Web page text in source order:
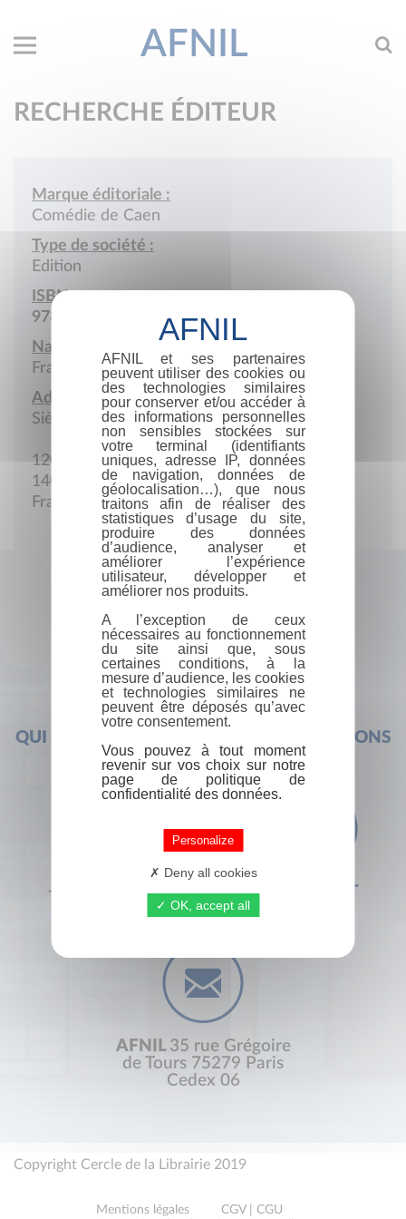
AFNIL
RECHERCHE ÉDITEUR
Marque éditoriale :
Comédie de Caen
Type de société :
Edition
ISBN :
978-2-901115
Nationalité :
France
Adresse :
Siège social
120, rue Saint-Pierre
14012 Caen cedex
France
QUI SOMMES-NOUS ? FOIRE AUX QUESTIONS
+33 (0) 1 44 41 29 19 CONTACT
AFNIL 35 rue Grégoire
de Tours 75279 Paris
Cedex 06
Copyright Cercle de la Librairie 2019
Mentions légales
CGV | CGU
AFNIL et ses partenaires
peuvent utiliser des cookies ou
des technologies similaires
pour conserver et/ou accéder à
des informations personnelles
non sensibles stockées sur
votre terminal (identifiants
uniques, adresse IP, données
de navigation, données de
géolocalisation…), que nous
traitons afin de réaliser des
statistiques d’usage du site,
produire des données
d’audience, analyser et
améliorer l’expérience
utilisateur, développer et
améliorer nos produits.
A l’exception de ceux
nécessaires au fonctionnement
du site ainsi que, sous
certaines conditions, à la
mesure d’audience, les cookies
et technologies similaires ne
peuvent être déposés qu’avec
votre consentement.
Vous pouvez à tout moment
revenir sur vos choix sur notre
page de politique de
confidentialité des données.
Personalize
Deny all cookies
OK, accept all